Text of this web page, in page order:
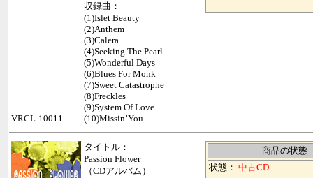
収録曲：
(1)Islet Beauty
(2)Anthem
(3)Calera
(4)Seeking The Pearl
(5)Wonderful Days
(6)Blues For Monk
(7)Sweet Catastrophe
(8)Freckles
(9)System Of Love
(10)Missin’You
VRCL-10011
タイトル：
Passion Flower
（CDアルバム）
商品の状態
状態： 中古CD